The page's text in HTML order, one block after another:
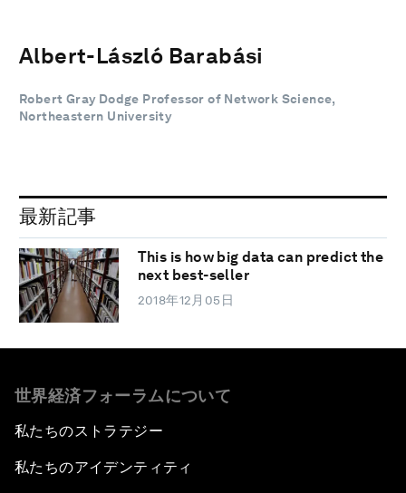
Albert-László Barabási
Robert Gray Dodge Professor of Network Science,
Northeastern University
最新記事
This is how big data can predict the
next best-seller
2018年12月05日
世界経済フォーラムについて
私たちのストラテジー
私たちのアイデンティティ